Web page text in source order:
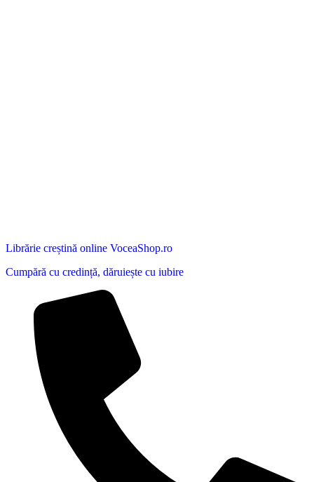
Librărie creștină online VoceaShop.ro
Cumpără cu credință, dăruiește cu iubire